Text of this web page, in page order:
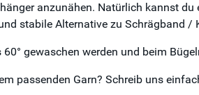
anzunähen. Natürlich kannst
stabile Alternative zu Schrägband /
60° gewaschen werden und beim
passenden Garn? Schreib uns